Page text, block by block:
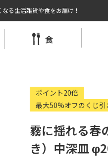
る生活雑貨や食をお届け！
食
ポイント20倍
最大50%オフのくじ引
霧に揺れる
き）中深皿